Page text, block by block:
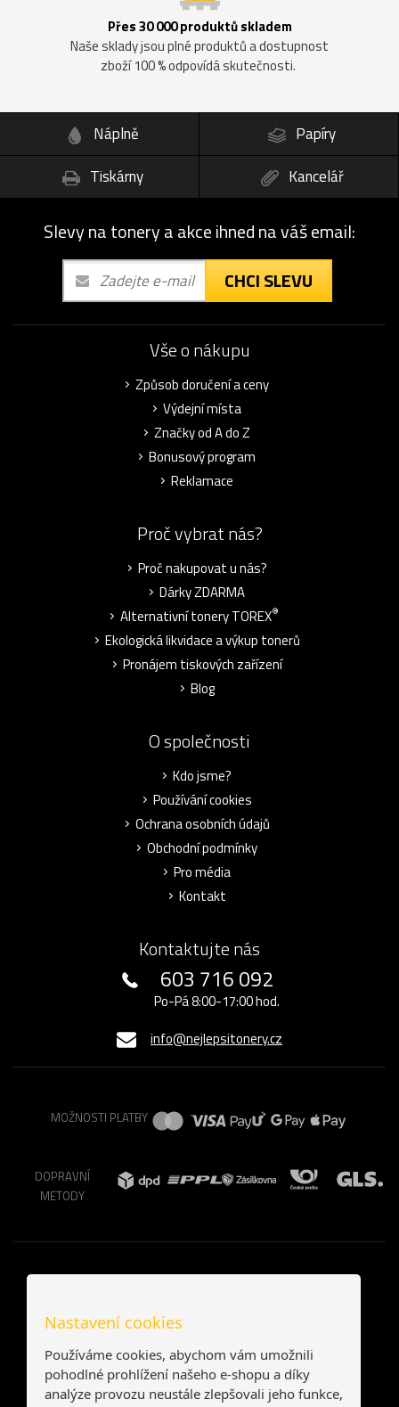
Přes 30 000 produktů skladem
Naše sklady jsou plné produktů a dostupnost
zboží 100 % odpovídá skutečnosti.
Náplně
Papíry
Tiskárny
Kancelář
Slevy na tonery a akce ihned na váš email:
CHCI SLEVU
Vše o nákupu
Způsob doručení a ceny
Výdejní místa
Značky od A do Z
Bonusový program
Reklamace
Proč vybrat nás?
Proč nakupovat u nás?
Dárky ZDARMA
Alternativní tonery TOREX®
Ekologická likvidace a výkup tonerů
Pronájem tiskových zařízení
Blog
O společnosti
Kdo jsme?
Používání cookies
Ochrana osobních údajů
Obchodní podmínky
Pro média
Kontakt
Kontaktujte nás
603 716 092
Po-Pá 8:00-17:00 hod.
info@nejlepsitonery.cz
MOŽNOSTI PLATBY
DOPRAVNÍ
METODY
Nastavení cookies
Používáme cookies, abychom vám umožnili
pohodlné prohlížení našeho e-shopu a díky
analýze provozu neustále zlepšovali jeho funkce,